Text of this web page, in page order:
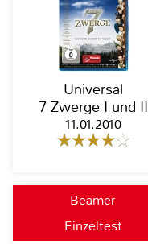
Universal
7 Zwerge I und II
11.01.2010
Beamer
Einzeltest